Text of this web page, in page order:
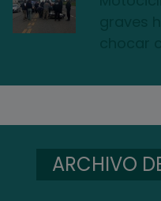
ARCHIVO